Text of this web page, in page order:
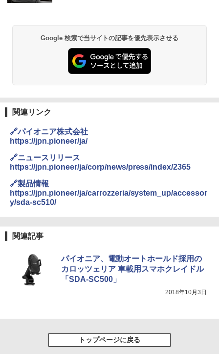
Google 検索で当サイトの記事を優先表示させる
関連リンク
🔗パイオニア株式会社
https://jpn.pioneer/ja/
🔗ニュースリリース
https://jpn.pioneer/ja/corp/news/press/index/2365
🔗製品情報
https://jpn.pioneer/ja/carrozzeria/system_up/accessor
y/sda-sc510/
関連記事
パイオニア、電動オートホールド採用の
カロッツェリア 車載用スマホクレイドル
「SDA-SC500」
2018年10月3日
トップページに戻る